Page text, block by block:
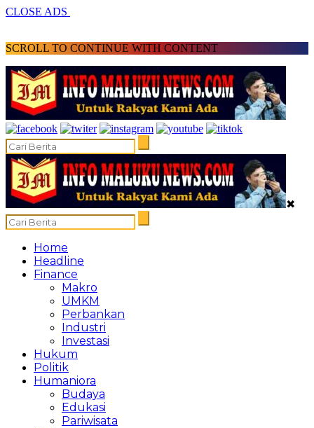
CLOSE ADS
SCROLL TO CONTINUE WITH CONTENT
✖
Home
Headline
Finance
Makro
UMKM
Perbankan
Industri
Investasi
Hukum
Politik
Humaniora
Budaya
Edukasi
Pariwisata